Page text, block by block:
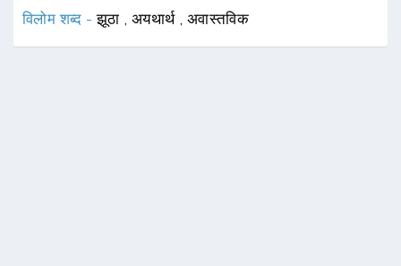
विलोम शब्द -झूठा ,अयथार्थ अवास्तविक